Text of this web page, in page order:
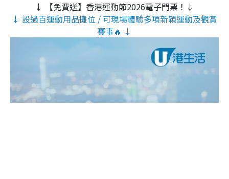
↓ 【免費送】香港運動節2026電子門票！↓
↓ 設過百運動用品攤位 / 可現場體驗多項新穎運動及觀賞
賽事🔥 ↓